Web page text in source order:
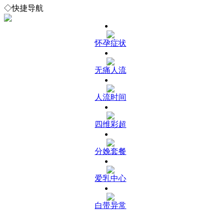
◇快捷导航
怀孕症状
无痛人流
人流时间
四维彩超
分娩套餐
爱乳中心
白带异常